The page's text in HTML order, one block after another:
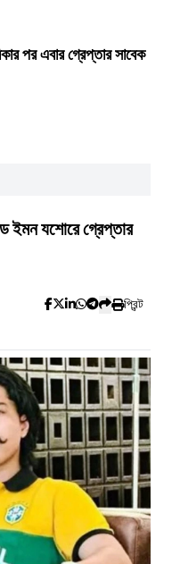
পর এবার গ্রেপ্তার সাবেক
ইমন যশোরে গ্রেপ্তার
প্রিন্ট